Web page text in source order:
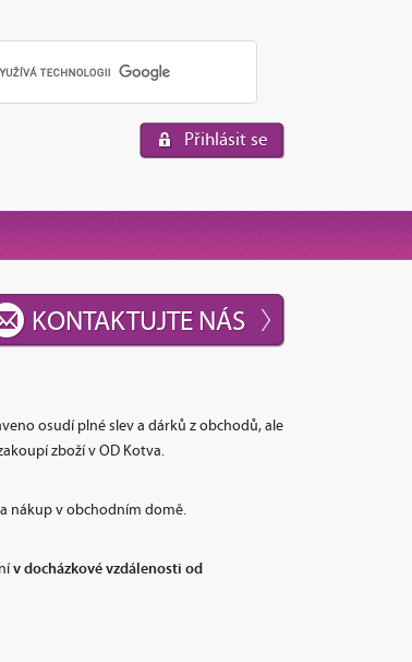
Přihlásit se
KONTAKTUJTE NÁS
osudí plné slev a dárků z obchodů, ale
zboží v OD Kotva.
a nákup v obchodním domě.
v docházkové vzdálenosti od